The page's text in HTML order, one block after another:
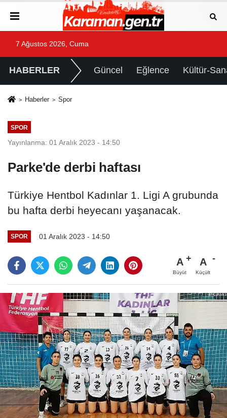
7 Ağustos 2026, Cuma
HABERLER Güncel Eğlence Kültür-
Haberler Spor
SPOR
Yayınlanma: 01 Aralık 2023 - 14:50
Parke'de derbi haftası
Türkiye Hentbol Kadınlar 1. Ligi A grubunda
bu hafta derbi heyecanı yaşanacak.
SPOR 01 Aralık 2023 - 14:50
A
Büyüt
A
Küçült